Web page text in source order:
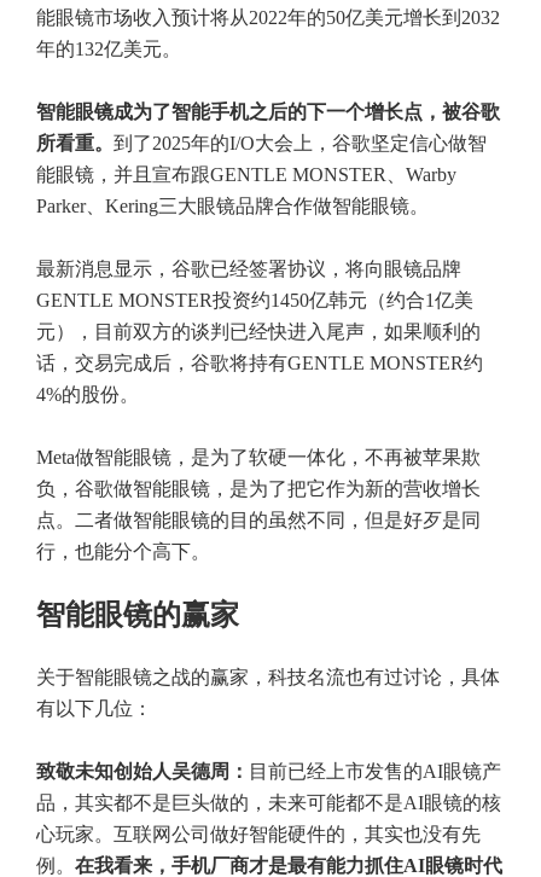
能眼镜市场收入预计将从2022年的50亿美元增长到2032
年的132亿美元。
智能眼镜成为了智能手机之后的下一个增长点，被谷歌
所看重。 到了2025年的I/O大会上，谷歌坚定信心做智
能眼镜，并且宣布跟GENTLE MONSTER、Warby
Parker、Kering三大眼镜品牌合作做智能眼镜。
最新消息显示，谷歌已经签署协议，将向眼镜品牌
GENTLE MONSTER投资约1450亿韩元（约合1亿美
元），目前双方的谈判已经快进入尾声，如果顺利的
话，交易完成后，谷歌将持有GENTLE MONSTER约
4%的股份。
Meta做智能眼镜，是为了软硬一体化，不再被苹果欺
负，谷歌做智能眼镜，是为了把它作为新的营收增长
点。二者做智能眼镜的目的虽然不同，但是好歹是同
行，也能分个高下。
智能眼镜的赢家
关于智能眼镜之战的赢家，科技名流也有过讨论，具体
有以下几位：
致敬未知创始人吴德周： 目前已经上市发售的AI眼镜产
品，其实都不是巨头做的，未来可能都不是AI眼镜的核
心玩家。互联网公司做好智能硬件的，其实也没有先
例。 在我看来，手机厂商才是最有能力抓住AI眼镜时代